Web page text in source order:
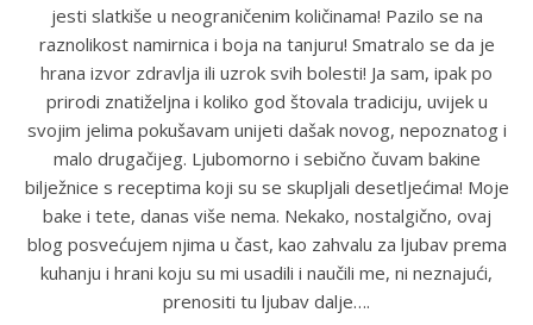
jesti slatkiše u neograničenim količinama! Pazilo se na
raznolikost namirnica i boja na tanjuru! Smatralo se da je
hrana izvor zdravlja ili uzrok svih bolesti! Ja sam, ipak po
prirodi znatiželjna i koliko god štovala tradiciju, uvijek u
svojim jelima pokušavam unijeti dašak novog, nepoznatog i
malo drugačijeg. Ljubomorno i sebično čuvam bakine
bilježnice s receptima koji su se skupljali desetljećima! Moje
bake i tete, danas više nema. Nekako, nostalgično, ovaj
blog posvećujem njima u čast, kao zahvalu za ljubav prema
kuhanju i hrani koju su mi usadili i naučili me, ni neznajući,
prenositi tu ljubav dalje….